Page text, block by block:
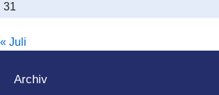
31
« Juli
Archiv